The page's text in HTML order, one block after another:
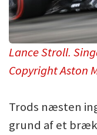
Lance Stroll.
Copyright Aston
Trods næsten
grund af et